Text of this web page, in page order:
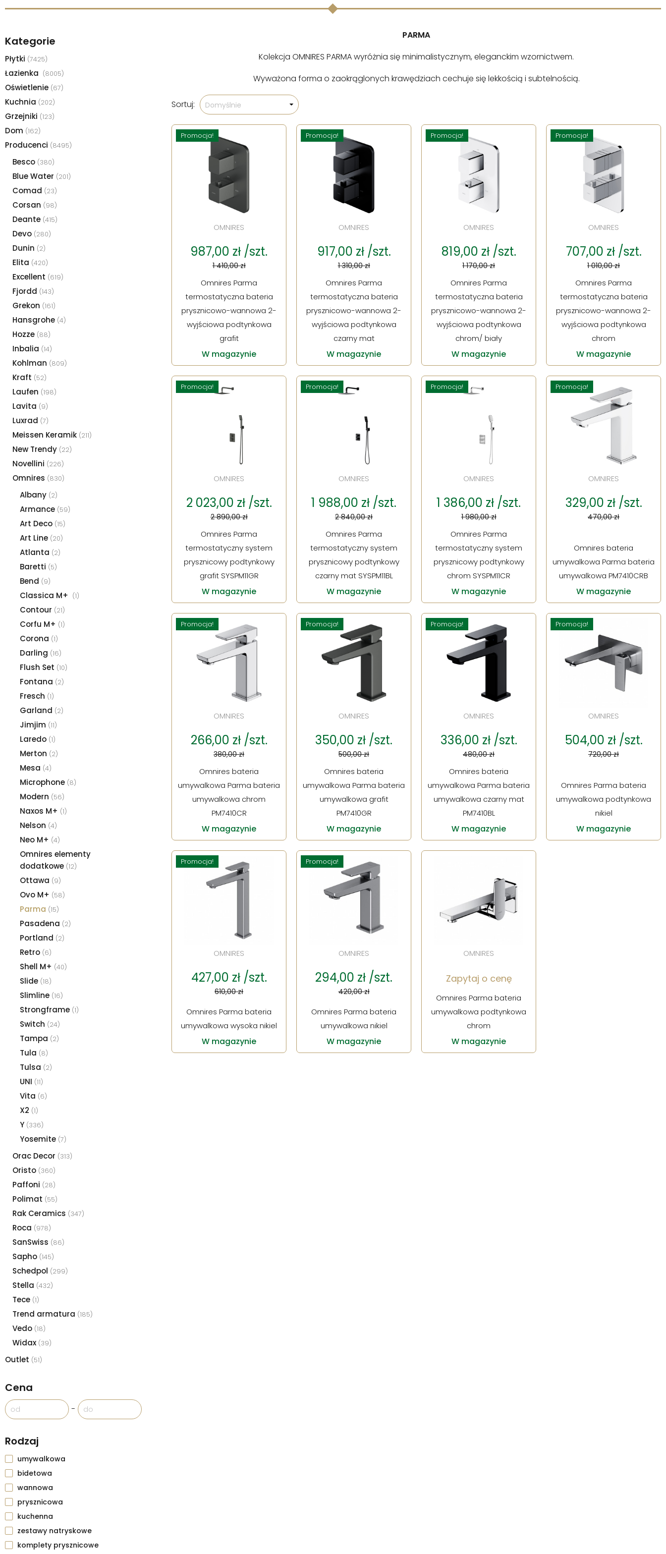
Kategorie
Płytki (7425)
Łazienka (8005)
Oświetlenie (67)
Kuchnia (202)
Grzejniki (123)
Dom (162)
Producenci (8495)
Besco (380)
Blue Water (201)
Comad (23)
Corsan (98)
Deante (415)
Devo (280)
Dunin (2)
Elita (420)
Excellent (619)
Fjordd (143)
Grekon (161)
Hansgrohe (4)
Hozze (88)
Inbalia (14)
Kohlman (809)
Kraft (52)
Laufen (198)
Lavita (9)
Luxrad (7)
Meissen Keramik (211)
New Trendy (22)
Novellini (226)
Omnires (830)
Albany (2)
Armance (59)
Art Deco (15)
Art Line (20)
Atlanta (2)
Baretti (5)
Bend (9)
Classica M+ (1)
Contour (21)
Corfu M+ (1)
Corona (1)
Darling (16)
Flush Set (10)
Fontana (2)
Fresch (1)
Garland (2)
Jimjim (11)
Laredo (1)
Merton (2)
Mesa (4)
Microphone (8)
Modern (56)
Naxos M+ (1)
Nelson (4)
Neo M+ (4)
Omnires elementy
dodatkowe (12)
Ottawa (9)
Ovo M+ (58)
Parma (15)
Pasadena (2)
Portland (2)
Retro (6)
Shell M+ (40)
Slide (18)
Slimline (16)
Strongframe (1)
Switch (24)
Tampa (2)
Tula (8)
Tulsa (2)
UNI (11)
Vita (6)
X2 (1)
Y (336)
Yosemite (7)
Orac Decor (313)
Oristo (360)
Paffoni (28)
Polimat (55)
Rak Ceramics (347)
Roca (978)
SanSwiss (86)
Sapho (145)
Schedpol (299)
Stella (432)
Tece (1)
Trend armatura (185)
Vedo (18)
Widax (39)
Outlet (51)
Cena
-
Rodzaj
umywalkowa
bidetowa
wannowa
prysznicowa
kuchenna
zestawy natryskowe
komplety prysznicowe
PARMA
Kolekcja OMNIRES PARMA wyróżnia się minimalistycznym, eleganckim wzornictwem.
Wyważona forma o zaokrąglonych krawędziach cechuje się lekkością i subtelnością.
Sortuj: Domyślnie
Promocja!
OMNIRES
987,00 zł /szt.
1 410,00 zł
Omnires Parma
termostatyczna bateria
prysznicowo-wannowa 2-
wyjściowa podtynkowa
grafit
W magazynie
Promocja!
OMNIRES
917,00 zł /szt.
1 310,00 zł
Omnires Parma
termostatyczna bateria
prysznicowo-wannowa 2-
wyjściowa podtynkowa
czarny mat
W magazynie
Promocja!
OMNIRES
819,00 zł /szt.
1 170,00 zł
Omnires Parma
termostatyczna bateria
prysznicowo-wannowa 2-
wyjściowa podtynkowa
chrom/ biały
W magazynie
Promocja!
OMNIRES
707,00 zł /szt.
1 010,00 zł
Omnires Parma
termostatyczna bateria
prysznicowo-wannowa 2-
wyjściowa podtynkowa
chrom
W magazynie
Promocja!
OMNIRES
2 023,00 zł /szt.
2 890,00 zł
Omnires Parma
termostatyczny system
prysznicowy podtynkowy
grafit SYSPM11GR
W magazynie
Promocja!
OMNIRES
1 988,00 zł /szt.
2 840,00 zł
Omnires Parma
termostatyczny system
prysznicowy podtynkowy
czarny mat SYSPM11BL
W magazynie
Promocja!
OMNIRES
1 386,00 zł /szt.
1 980,00 zł
Omnires Parma
termostatyczny system
prysznicowy podtynkowy
chrom SYSPM11CR
W magazynie
Promocja!
OMNIRES
329,00 zł /szt.
470,00 zł
Omnires bateria
umywalkowa Parma bateria
umywalkowa PM7410CRB
W magazynie
Promocja!
OMNIRES
266,00 zł /szt.
380,00 zł
Omnires bateria
umywalkowa Parma bateria
umywalkowa chrom
PM7410CR
W magazynie
Promocja!
OMNIRES
350,00 zł /szt.
500,00 zł
Omnires bateria
umywalkowa Parma bateria
umywalkowa grafit
PM7410GR
W magazynie
Promocja!
OMNIRES
336,00 zł /szt.
480,00 zł
Omnires bateria
umywalkowa Parma bateria
umywalkowa czarny mat
PM7410BL
W magazynie
Promocja!
OMNIRES
504,00 zł /szt.
720,00 zł
Omnires Parma bateria
umywalkowa podtynkowa
nikiel
W magazynie
Promocja!
OMNIRES
427,00 zł /szt.
610,00 zł
Omnires Parma bateria
umywalkowa wysoka nikiel
W magazynie
Promocja!
OMNIRES
294,00 zł /szt.
420,00 zł
Omnires Parma bateria
umywalkowa nikiel
W magazynie
OMNIRES
Zapytaj o cenę
Omnires Parma bateria
umywalkowa podtynkowa
chrom
W magazynie